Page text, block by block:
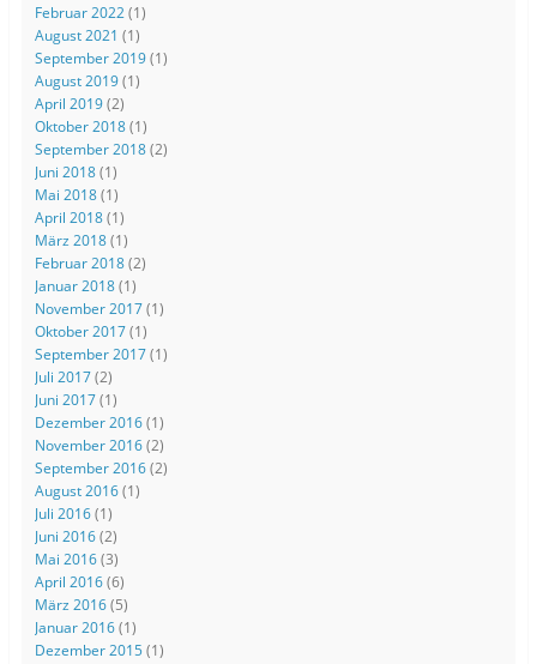
Februar 2022(1)
August 2021 (1)
September 2019(1)
August 2019(1)
April 2019(2)
Oktober 2018(1)
September 2018(2)
Juni 2018(1)
Mai 2018(1)
April 2018(1)
März 2018(1)
Februar 2018(2)
Januar 2018(1)
November 2017(1)
Oktober 2017(1)
September 2017(1)
Juli 2017(2)
Juni 2017(1)
Dezember 2016(1)
November 2016(2)
September 2016(2)
August 2016(1)
Juli 2016(1)
Juni 2016(2)
Mai 2016(3)
April 2016(6)
März 2016(5)
Januar 2016(1)
Dezember 2015(1)